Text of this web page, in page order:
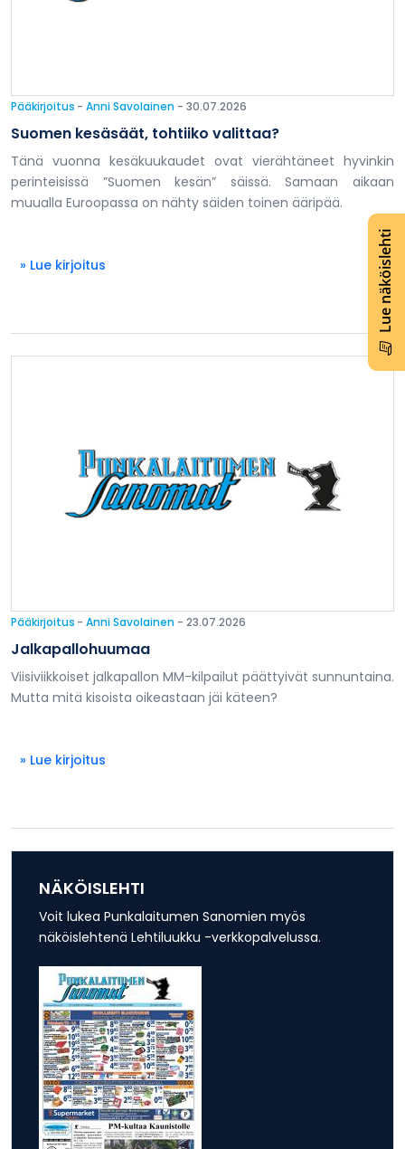
Lue näköislehti
Pääkirjoitus -Anni Savolainen - 30.07.2026
Suomen kesäsäät, tohtiiko valittaa?
Tänä vuonna kesäkuukaudet ovat vierähtäneet hyvinkin
perinteisissä ”Suomen kesän” säissä. Samaan aikaan
muualla Euroopassa on nähty säiden toinen ääripää.
» Lue kirjoitus
Pääkirjoitus -Anni Savolainen - 23.07.2026
Jalkapallohuumaa
Viisiviikkoiset jalkapallon MM-kilpailut päättyivät sunnuntaina.
Mutta mitä kisoista oikeastaan jäi käteen?
» Lue kirjoitus
NÄKÖISLEHTI
Voit lukea Punkalaitumen Sanomien myös
näköislehtenä Lehtiluukku -verkkopalvelussa.